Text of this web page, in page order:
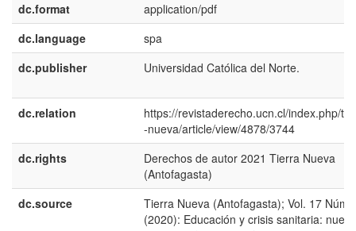
dc.format
application/pdf
dc.language
spa
dc.publisher
Universidad Católica del Norte.
dc.relation
https://revistaderecho.ucn.cl/index.php/
-nueva/article/view/4878/3744
dc.rights
Derechos de autor 2021 Tierra Nueva
(Antofagasta)
dc.source
Tierra Nueva (Antofagasta); Vol. 17 Núm.
(2020): Educación y crisis sanitaria: